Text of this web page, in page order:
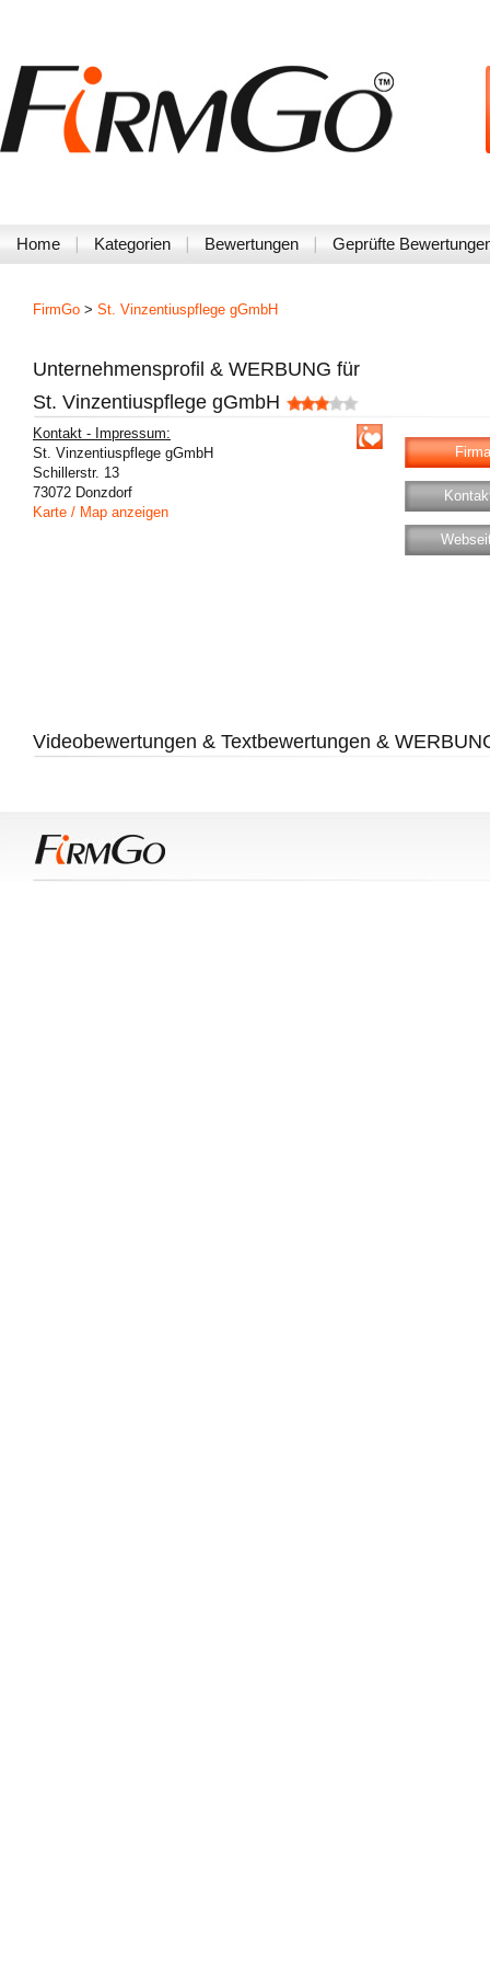
Home Kategorien Bewertungen Geprüfte
FirmGo > St. Vinzentiuspflege gGmbH
Unternehmensprofil & WERBUNG für
St. Vinzentiuspflege gGmbH
Kontakt - Impressum:
St. Vinzentiuspflege gGmbH
Schillerstr. 13
73072 Donzdorf
Karte / Map anzeigen
Videobewertungen & Textbewertungen &